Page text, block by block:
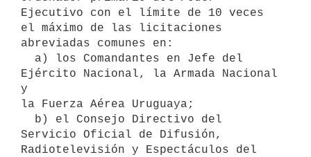
Ejecutivo con el límite de 10 veces
el máximo de las licitaciones
abreviadas comunes en:
Ejército Nacional, la Armada Nacional
y
la Fuerza Aérea Uruguaya;
Servicio Oficial de Difusión,
Radiotelevisión y Espectáculos del